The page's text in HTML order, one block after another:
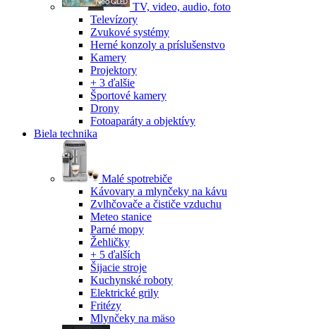
TV, video, audio, foto
Televízory
Zvukové systémy
Herné konzoly a príslušenstvo
Kamery
Projektory
+ 3 ďalšie
Športové kamery
Drony
Fotoaparáty a objektívy
Biela technika
Malé spotrebiče
Kávovary a mlynčeky na kávu
Zvlhčovače a čističe vzduchu
Meteo stanice
Parné mopy
Žehličky
+ 5 ďalších
Šijacie stroje
Kuchynské roboty
Elektrické grily
Fritézy
Mlynčeky na mäso